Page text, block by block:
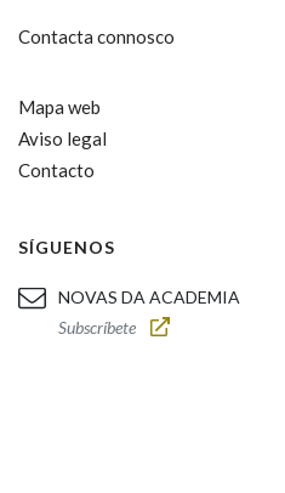
Contacta connosco
Mapa web
Aviso legal
Contacto
SÍGUENOS
NOVAS DA ACADEMIA
Subscríbete